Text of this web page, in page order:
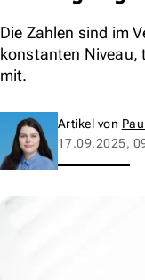
Die Zahlen sind im
konstanten Niveau,
mit.
Artikel von
17.09.2025,